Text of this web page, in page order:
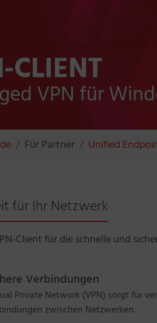
CLIENT
VPN für
Für Partner Unified
für Ihr Netzwerk
Client für die schnelle und
Verbindungen
Private Network (VPN) sorgt für
zwischen Netzwerken.